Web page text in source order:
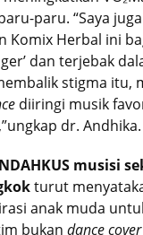
paru. “Saya
Komix Herbal ini
dan terjebak
stigma itu,
diiringi musik
dr. Andhika.
musisi
turut
anak muda
bukan dance cover